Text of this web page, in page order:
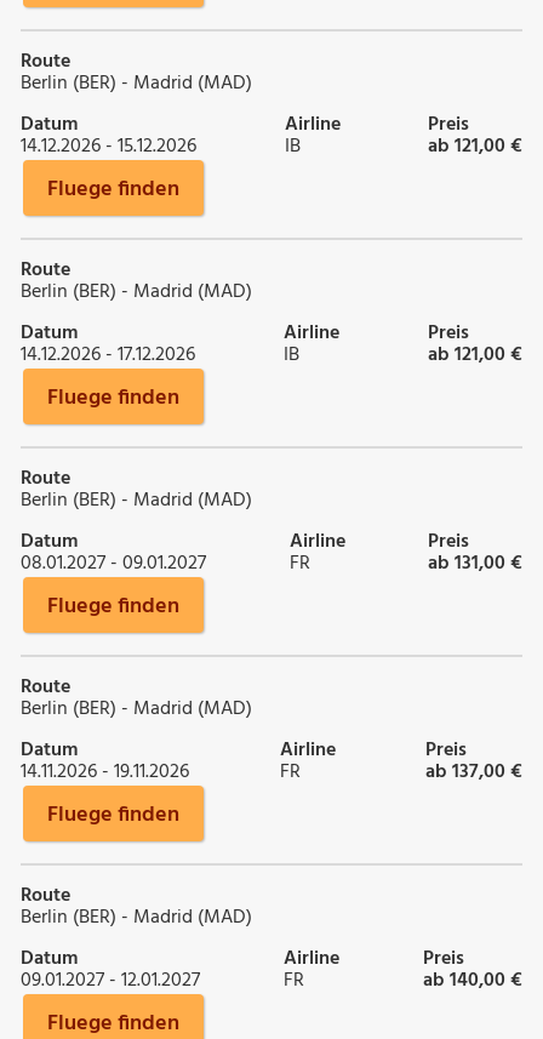
Route
Berlin (BER) - Madrid (MAD)
Datum
14.12.2026 - 15.12.2026
Airline
IB
Preis
ab 121,00 €
Fluege finden
Route
Berlin (BER) - Madrid (MAD)
Datum
14.12.2026 - 17.12.2026
Airline
IB
Preis
ab 121,00 €
Fluege finden
Route
Berlin (BER) - Madrid (MAD)
Datum
08.01.2027 - 09.01.2027
Airline
FR
Preis
ab 131,00 €
Fluege finden
Route
Berlin (BER) - Madrid (MAD)
Datum
14.11.2026 - 19.11.2026
Airline
FR
Preis
ab 137,00 €
Fluege finden
Route
Berlin (BER) - Madrid (MAD)
Datum
09.01.2027 - 12.01.2027
Airline
FR
Preis
ab 140,00 €
Fluege finden